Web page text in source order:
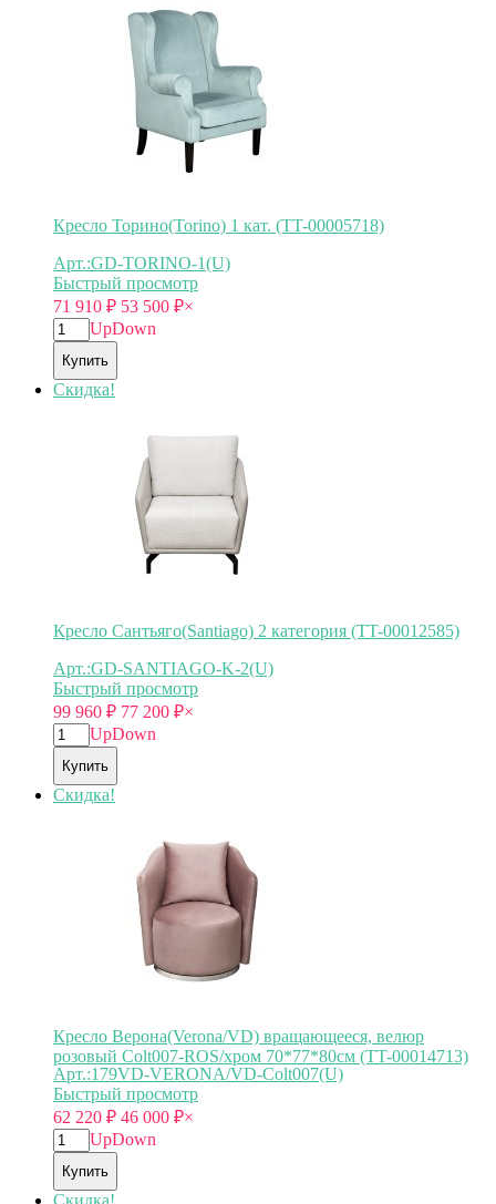
Кресло Торино(Torino) 1 кат. (TT-00005718)
Арт.:GD-TORINO-1(U)
Быстрый просмотр
71 910 ₽ 53 500 ₽×
UpDown
Купить
Скидка!
Кресло Сантьяго(Santiago) 2 категория (TT-00012585)
Арт.:GD-SANTIAGO-K-2(U)
Быстрый просмотр
99 960 ₽ 77 200 ₽×
UpDown
Купить
Скидка!
Кресло Верона(Verona/VD) вращающееся, велюр
розовый Colt007-ROS/хром 70*77*80см (TT-00014713)
Арт.:179VD-VERONA/VD-Colt007(U)
Быстрый просмотр
62 220 ₽ 46 000 ₽×
UpDown
Купить
Скидка!